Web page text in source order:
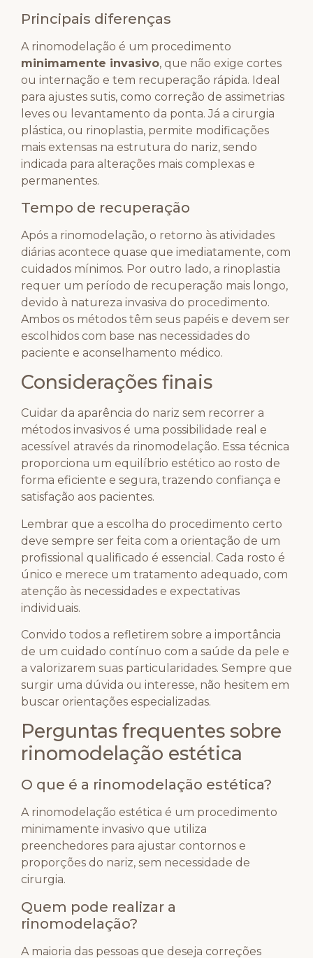
Principais diferenças
A rinomodelação é um procedimento
minimamente invasivo, que não exige cortes
ou internação e tem recuperação rápida. Ideal
para ajustes sutis, como correção de assimetrias
leves ou levantamento da ponta. Já a cirurgia
plástica, ou rinoplastia, permite modificações
mais extensas na estrutura do nariz, sendo
indicada para alterações mais complexas e
permanentes.
Tempo de recuperação
Após a rinomodelação, o retorno às atividades
diárias acontece quase que imediatamente, com
cuidados mínimos. Por outro lado, a rinoplastia
requer um período de recuperação mais longo,
devido à natureza invasiva do procedimento.
Ambos os métodos têm seus papéis e devem ser
escolhidos com base nas necessidades do
paciente e aconselhamento médico.
Considerações finais
Cuidar da aparência do nariz sem recorrer a
métodos invasivos é uma possibilidade real e
acessível através da rinomodelação. Essa técnica
proporciona um equilíbrio estético ao rosto de
forma eficiente e segura, trazendo confiança e
satisfação aos pacientes.
Lembrar que a escolha do procedimento certo
deve sempre ser feita com a orientação de um
profissional qualificado é essencial. Cada rosto é
único e merece um tratamento adequado, com
atenção às necessidades e expectativas
individuais.
Convido todos a refletirem sobre a importância
de um cuidado contínuo com a saúde da pele e
a valorizarem suas particularidades. Sempre que
surgir uma dúvida ou interesse, não hesitem em
buscar orientações especializadas.
Perguntas frequentes sobre
rinomodelação estética
O que é a rinomodelação estética?
A rinomodelação estética é um procedimento
minimamente invasivo que utiliza
preenchedores para ajustar contornos e
proporções do nariz, sem necessidade de
cirurgia.
Quem pode realizar a
rinomodelação?
A maioria das pessoas que deseja correções